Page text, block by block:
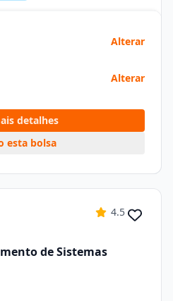
Alterar
Alterar
detalhes
esta bolsa
4.5
de Sistemas